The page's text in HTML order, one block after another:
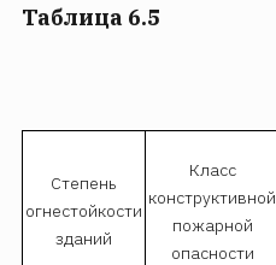
Таблица 6.5
Степень
огнестойкости
зданий
Класс
конструктивной
пожарной
опасности